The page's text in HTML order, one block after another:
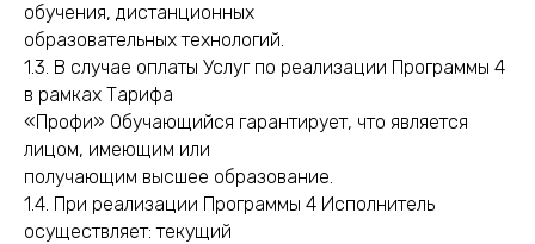
обучения, дистанционных
образовательных технологий.
1.3. В случае оплаты Услуг по реализации Программы 4
в рамках Тарифа
«Профи» Обучающийся гарантирует, что является
лицом, имеющим или
получающим высшее образование.
1.4. При реализации Программы 4 Исполнитель
осуществляет: текущий